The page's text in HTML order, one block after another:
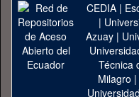
CEDIA|
|
Azuay|
Técnica
Milagro |